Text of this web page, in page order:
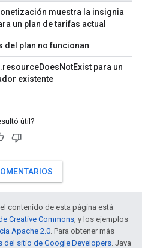
muestra la insignia
un plan de tarifas actual
del plan no funcionan
para un
existente
útil?
contenido de esta página está
Creative Commons, y los ejemplos
Apache 2.0. Para obtener más
del sitio de Google Developers. Java